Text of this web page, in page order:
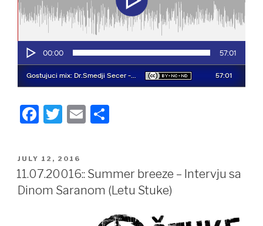
F
c
e
b
T
tt
er
E
e
POSTED
ON
JULY 12, 2016
11.07.20016:: Summer breeze – Intervju sa
Dinom Saranom (Letu Stuke)